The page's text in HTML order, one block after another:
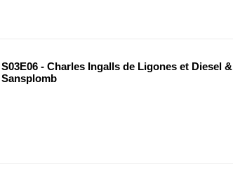
S03E06 - Charles Ingalls de Ligones et Diesel &
Sansplomb